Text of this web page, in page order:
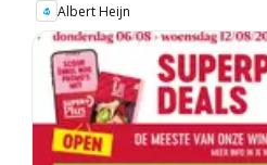
Albert Heijn